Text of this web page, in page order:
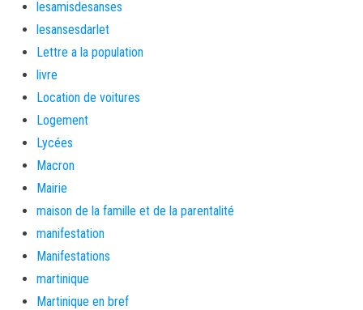
lesamisdesanses
lesansesdarlet
Lettre a la population
livre
Location de voitures
Logement
Lycées
Macron
Mairie
maison de la famille et de la parentalité
manifestation
Manifestations
martinique
Martinique en bref